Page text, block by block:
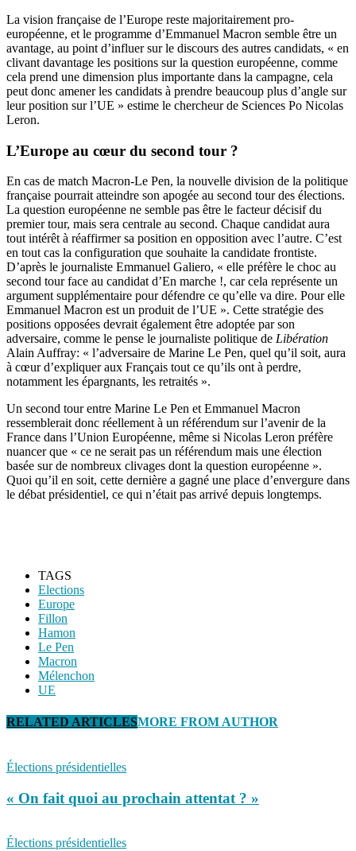
La vision française de l’Europe reste majoritairement pro-
européenne, et le programme d’Emmanuel Macron semble être un
avantage, au point d’influer sur le discours des autres candidats, « en
clivant davantage les positions sur la question européenne, comme
cela prend une dimension plus importante dans la campagne, cela
peut donc amener les candidats à prendre beaucoup plus d’angle sur
leur position sur l’UE » estime le chercheur de Sciences Po Nicolas
Leron.
L’Europe au cœur du second tour ?
En cas de match Macron-Le Pen, la nouvelle division de la politique
française pourrait atteindre son apogée au second tour des élections.
La question européenne ne semble pas être le facteur décisif du
premier tour, mais sera centrale au second. Chaque candidat aura
tout intérêt à réaffirmer sa position en opposition avec l’autre. C’est
en tout cas la configuration que souhaite la candidate frontiste.
D’après le journaliste Emmanuel Galiero, « elle préfère le choc au
second tour face au candidat d’En marche !, car cela représente un
argument supplémentaire pour défendre ce qu’elle va dire. Pour elle
Emmanuel Macron est un produit de l’UE ». Cette stratégie des
positions opposées devrait également être adoptée par son
adversaire, comme le pense le journaliste politique de Libération
Alain Auffray: « l’adversaire de Marine Le Pen, quel qu’il soit, aura
à cœur d’expliquer aux Français tout ce qu’ils ont à perdre,
notamment les épargnants, les retraités ».
Un second tour entre Marine Le Pen et Emmanuel Macron
ressemblerait donc réellement à un référendum sur l’avenir de la
France dans l’Union Européenne, même si Nicolas Leron préfère
nuancer que « ce ne serait pas un référendum mais une élection
basée sur de nombreux clivages dont la question européenne ».
Quoi qu’il en soit, cette dernière a gagné une place d’envergure dans
le débat présidentiel, ce qui n’était pas arrivé depuis longtemps.
TAGS
Elections
Europe
Fillon
Hamon
Le Pen
Macron
Mélenchon
UE
RELATED ARTICLESMORE FROM AUTHOR
Élections présidentielles
« On fait quoi au prochain attentat ? »
Élections présidentielles